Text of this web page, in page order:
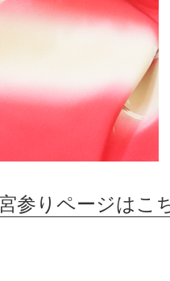
参りページはこ